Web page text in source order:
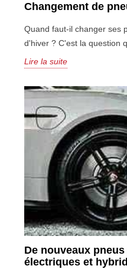
Changement de
Quand faut-il changer ses
d'hiver ? C'est la question
Lire la suite
De nouveaux
électriques et